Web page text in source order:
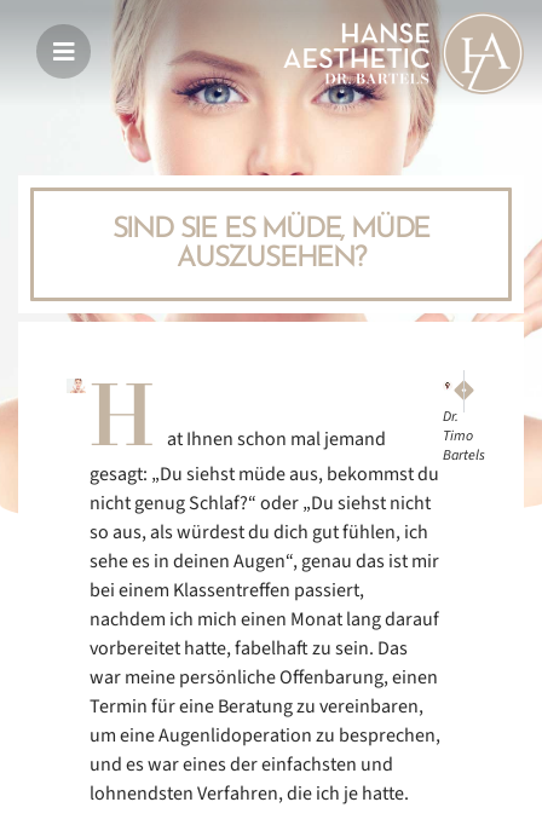
SIND SIE ES MÜDE, MÜDE
AUSZUSEHEN?
H at Ihnen schon mal jemand
gesagt: „Du siehst müde aus, bekommst du
nicht genug Schlaf?“ oder „Du siehst nicht
so aus, als würdest du dich gut fühlen, ich
sehe es in deinen Augen“, genau das ist mir
bei einem Klassentreffen passiert,
nachdem ich mich einen Monat lang darauf
vorbereitet hatte, fabelhaft zu sein. Das
war meine persönliche Offenbarung, einen
Termin für eine Beratung zu vereinbaren,
um eine Augenlidoperation zu besprechen,
und es war eines der einfachsten und
lohnendsten Verfahren, die ich je hatte.
Dr.
Timo
Bartels
NÄCHSTER
Was Sie über